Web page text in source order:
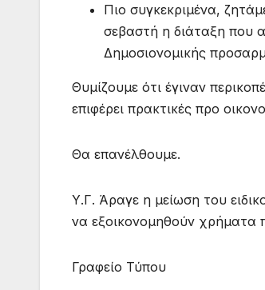
Πιο συγκεκριμένα,
σεβαστή η διάταξη που
Δημοσιονομικής
Θυμίζουμε ότι έγιναν
επιφέρει πρακτικές προ
Θα επανέλθουμε.
Υ.Γ. Άραγε η μείωση του
να εξοικονομηθούν χρήματα
Γραφείο Τύπου